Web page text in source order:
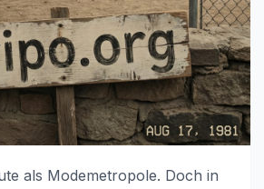
als Modemetropole. Doch in